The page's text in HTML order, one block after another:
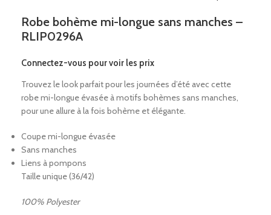
Robe bohème mi-longue sans manches –
RLIP0296A
Connectez-vous pour voir les prix
Trouvez le look parfait pour les journées d’été avec cette
robe mi-longue évasée à motifs bohèmes sans manches,
pour une allure à la fois bohème et élégante.
Coupe mi-longue évasée
Sans manches
Liens à pompons
Taille unique (36/42)
100% Polyester